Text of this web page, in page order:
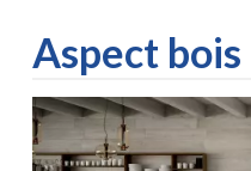
Aspect bois